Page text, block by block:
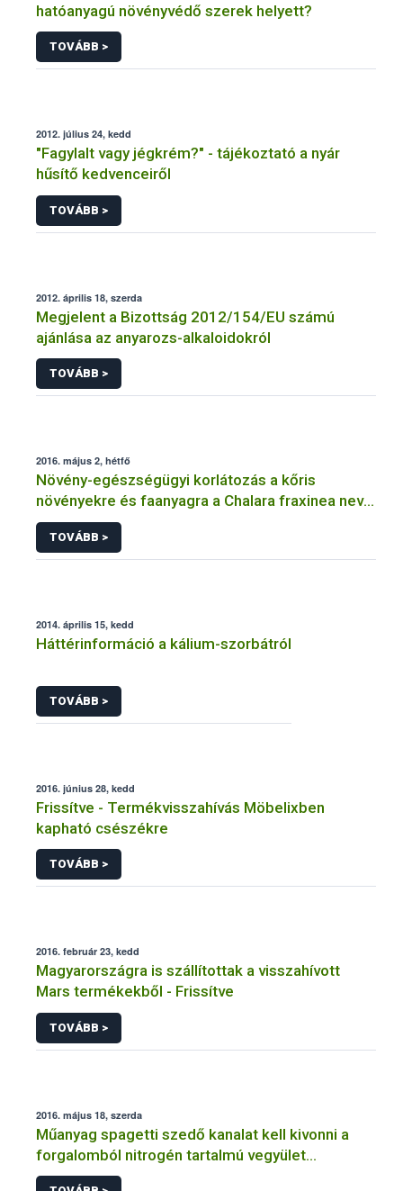
hatóanyagú növényvédő szerek helyett?
TOVÁBB >
2012. július 24, kedd
"Fagylalt vagy jégkrém?" - tájékoztató a nyár
hűsítő kedvenceiről
TOVÁBB >
2012. április 18, szerda
Megjelent a Bizottság 2012/154/EU számú
ajánlása az anyarozs-alkaloidokról
TOVÁBB >
2016. május 2, hétfő
Növény-egészségügyi korlátozás a kőris
növényekre és faanyagra a Chalara fraxinea nevű
kórokozó terjedésének megakadályozására
TOVÁBB >
2014. április 15, kedd
Háttérinformáció a kálium-szorbátról
TOVÁBB >
2016. június 28, kedd
Frissítve - Termékvisszahívás Möbelixben
kapható csészékre
TOVÁBB >
2016. február 23, kedd
Magyarországra is szállítottak a visszahívott
Mars termékekből - Frissítve
TOVÁBB >
2016. május 18, szerda
Műanyag spagetti szedő kanalat kell kivonni a
forgalomból nitrogén tartalmú vegyület
kioldódás miatt